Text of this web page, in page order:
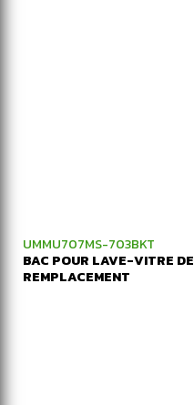
UMMU707MS-703BKT
BAC POUR LAVE-VITRE DE
REMPLACEMENT